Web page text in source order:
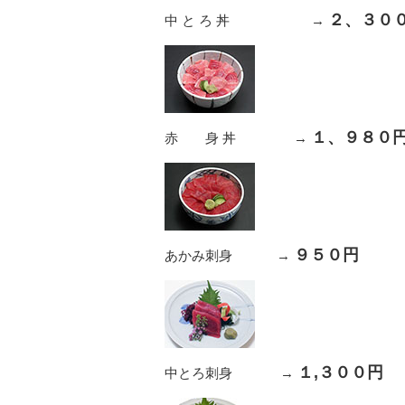
中 と ろ 丼 → ２、３０
赤 身 丼 → １、９８０
あかみ刺身 → ９５０円
中とろ刺身 → １,３００円